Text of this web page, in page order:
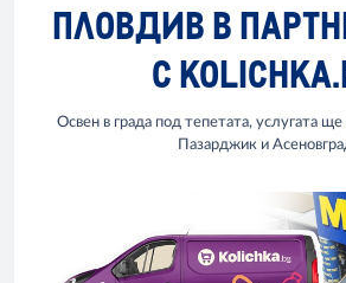
ПЛОВДИВ В
С
Освен в града под тепетата, услугата
Пазарджик и